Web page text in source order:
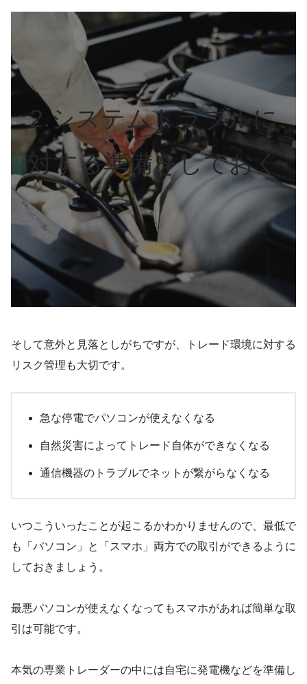
2.システムトラブルに
対する準備をしておく
そして意外と見落としがちですが、トレード環境に対する
リスク管理も大切です。
急な停電でパソコンが使えなくなる
自然災害によってトレード自体ができなくなる
通信機器のトラブルでネットが繋がらなくなる
いつこういったことが起こるかわかりませんので、最低で
も「パソコン」と「スマホ」両方での取引ができるように
しておきましょう。
最悪パソコンが使えなくなってもスマホがあれば簡単な取
引は可能です。
本気の専業トレーダーの中には自宅に発電機などを準備し